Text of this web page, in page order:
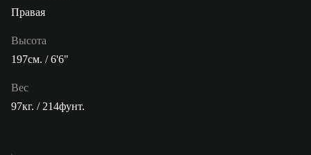
Правая
Высота
197см. / 6'6"
Вес
97кг. / 214фунт.